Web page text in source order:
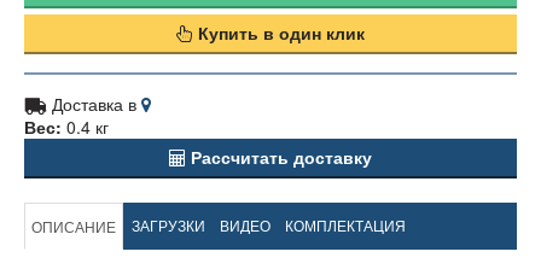
Купить в один клик
Доставка в
Вес: 0.4 кг
Рассчитать доставку
ОПИСАНИЕ ЗАГРУЗКИ ВИДЕО КОМПЛЕКТАЦИЯ